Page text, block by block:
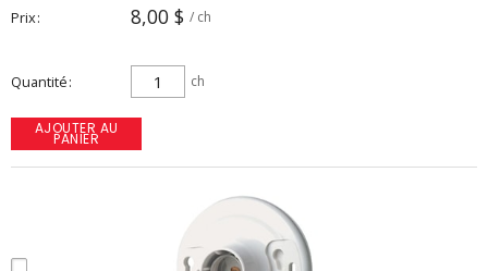
Prix 8,00 $ / ch
Quantité ch
AJOUTER AU
PANIER